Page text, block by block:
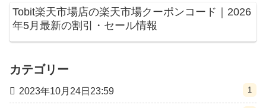
Tobit楽天市場店の楽天市場クーポンコード｜2026
年5月最新の割引・セール情報
カテゴリー
2023年10月24日23:59 1